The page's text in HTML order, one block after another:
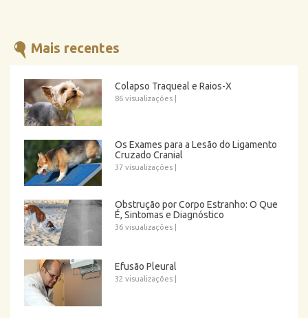
Mais recentes
Colapso Traqueal e Raios-X
86 visualizações
Os Exames para a Lesão do Ligamento
Cruzado Cranial
37 visualizações
Obstrução por Corpo Estranho: O Que
É, Sintomas e Diagnóstico
36 visualizações
Efusão Pleural
32 visualizações